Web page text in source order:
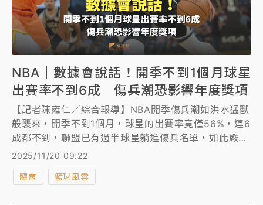
NBA｜數據會說話！開季不到1個月球星
出賽率不到6成 傷兵潮恐影響年度獎項
【記者陳雍仁／綜合報導】NBA開季傷兵潮如洪水猛獸
般襲來，開季不到1個月，球星的出賽率竟僅56%，連6
成都不到，聯盟已有過半球星躺進傷兵名單，如此嚴重
的傷兵潮恐將影響到年度獎項的票選。
2025/11/20 09:22
體育 籃球風雲